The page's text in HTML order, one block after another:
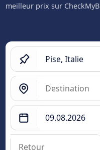
meilleur prix sur